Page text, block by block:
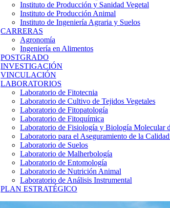
Instituto de Producción y Sanidad Vegetal
Instituto de Producción Animal
Instituto de Ingeniería Agraria y Suelos
CARRERAS
Agronomía
Ingeniería en Alimentos
POSTGRADO
INVESTIGACIÓN
VINCULACIÓN
LABORATORIOS
Laboratorio de Fitotecnia
Laboratorio de Cultivo de Tejidos Vegetales
Laboratorio de Fitopatología
Laboratorio de Fitoquímica
Laboratorio de Fisiología y Biología Molecular
Laboratorio para el Aseguramiento de la
Laboratorio de Suelos
Laboratorio de Malherbología
Laboratorio de Entomología
Laboratorio de Nutrición Animal
Laboratorio de Análisis Instrumental
PLAN ESTRATÉGICO